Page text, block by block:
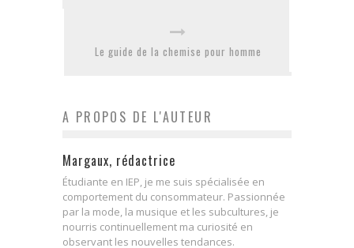
Le guide de la chemise pour homme
A PROPOS DE L'AUTEUR
Margaux, rédactrice
Étudiante en IEP, je me suis spécialisée en
comportement du consommateur. Passionnée
par la mode, la musique et les subcultures, je
nourris continuellement ma curiosité en
observant les nouvelles tendances.